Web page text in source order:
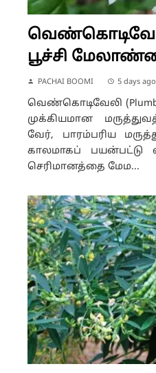
பூச்சி
PACHAI BOOMI 5 days ago
வெண்கொடிவேலி
முக்கியமான
வேர், பாரம்பரிய
காலமாகப் பயன்பட்டு
செரிமானத்தை மேம...